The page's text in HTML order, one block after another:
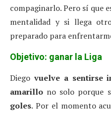
compaginarlo. Pero sí que
mentalidad y si llega
preparado para
Objetivo: ganar la Liga
Diego vuelve a sentirse
amarillo no solo porque
goles. Por el momento